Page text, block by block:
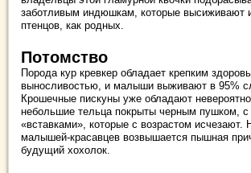
заботливым индюшкам, которые высиживают
птенцов, как родных.
Потомство
Порода кур кревкер обладает крепким
выносливостью, и малыши выживают в 95%
Крошечные пискуны уже обладают
небольшие тельца покрыты черным пушком,
«вставками», которые с возрастом исчезают.
малышей-красавцев возвышается пышная
будущий хохолок.